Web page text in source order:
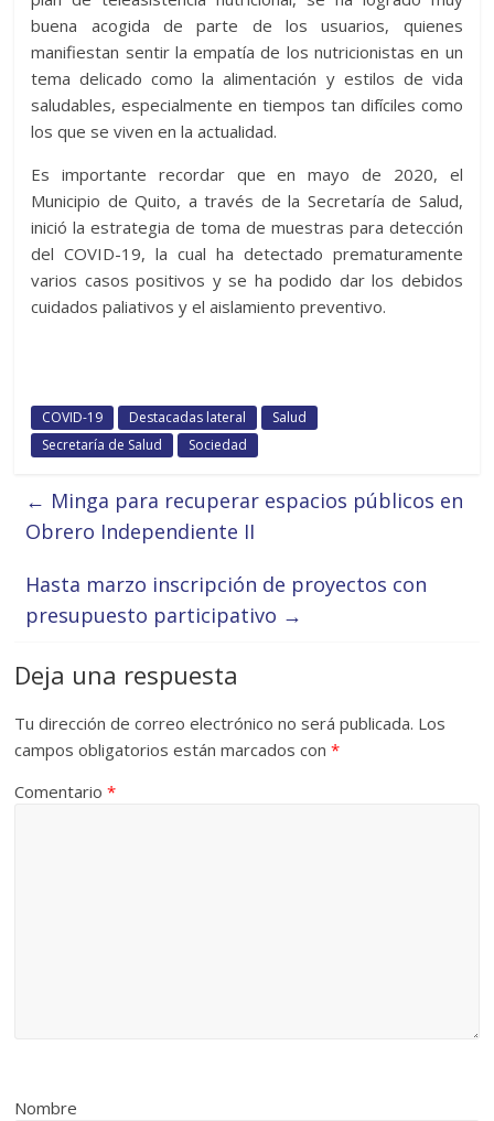
buena acogida de parte de los usuarios, quienes
manifiestan sentir la empatía de los nutricionistas en un
tema delicado como la alimentación y estilos de vida
saludables, especialmente en tiempos tan difíciles como
los que se viven en la actualidad.
Es importante recordar que en mayo de 2020, el
Municipio de Quito, a través de la Secretaría de Salud,
inició la estrategia de toma de muestras para detección
del COVID-19, la cual ha detectado prematuramente
varios casos positivos y se ha podido dar los debidos
cuidados paliativos y el aislamiento preventivo.
COVID-19 Destacadas lateral
Salud
Secretaría de Salud
Sociedad
← Minga para recuperar espacios públicos en
Obrero Independiente II
Hasta marzo inscripción de proyectos con
presupuesto participativo →
Deja una respuesta
Tu dirección de correo electrónico no será publicada. Los
campos obligatorios están marcados con*
Comentario*
Nombre